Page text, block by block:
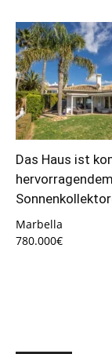
Das Haus ist
Marbella
780.000€